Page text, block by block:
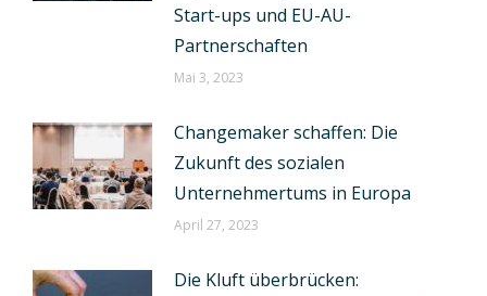
Start-ups und EU-AU-
Partnerschaften
Mai 3, 2023
Changemaker schaffen: Die
Zukunft des sozialen
Unternehmertums in Europa
April 27, 2023
Die Kluft überbrücken: